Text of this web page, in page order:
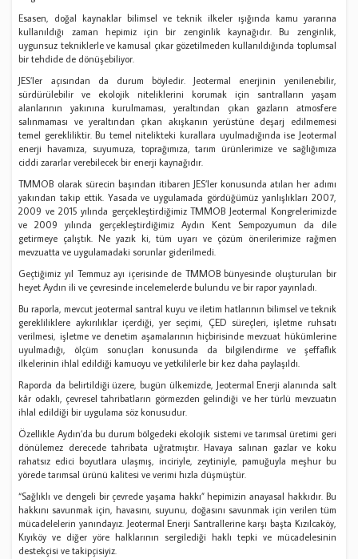
Esasen, doğal kaynaklar bilimsel ve teknik ilkeler ışığında kamu yararına
kullanıldığı zaman hepimiz için bir zenginlik kaynağıdır. Bu zenginlik,
uygunsuz tekniklerle ve kamusal çıkar gözetilmeden kullanıldığında toplumsal
bir tehdide de dönüşebiliyor.
JES’ler açısından da durum böyledir. Jeotermal enerjinin yenilenebilir,
sürdürülebilir ve ekolojik niteliklerini korumak için santralların yaşam
alanlarının yakınına kurulmaması, yeraltından çıkan gazların atmosfere
salınmaması ve yeraltından çıkan akışkanın yerüstüne deşarj edilmemesi
temel gerekliliktir. Bu temel nitelikteki kurallara uyulmadığında ise Jeotermal
enerji havamıza, suyumuza, toprağımıza, tarım ürünlerimize ve sağlığımıza
ciddi zararlar verebilecek bir enerji kaynağıdır.
TMMOB olarak sürecin başından itibaren JES’ler konusunda atılan her adımı
yakından takip ettik. Yasada ve uygulamada gördüğümüz yanlışlıkları 2007,
2009 ve 2015 yılında gerçekleştirdiğimiz TMMOB Jeotermal Kongrelerimizde
ve 2009 yılında gerçekleştirdiğimiz Aydın Kent Sempozyumun da dile
getirmeye çalıştık. Ne yazık ki, tüm uyarı ve çözüm önerilerimize rağmen
mevzuatta ve uygulamadaki sorunlar giderilmedi.
Geçtiğimiz yıl Temmuz ayı içerisinde de TMMOB bünyesinde oluşturulan bir
heyet Aydın ili ve çevresinde incelemelerde bulundu ve bir rapor yayınladı.
Bu raporla, mevcut jeotermal santral kuyu ve iletim hatlarının bilimsel ve teknik
gerekliliklere aykırılıklar içerdiği, yer seçimi, ÇED süreçleri, işletme ruhsatı
verilmesi, işletme ve denetim aşamalarının hiçbirisinde mevzuat hükümlerine
uyulmadığı, ölçüm sonuçları konusunda da bilgilendirme ve şeffaflık
ilkelerinin ihlal edildiği kamuoyu ve yetkililerle bir kez daha paylaşıldı.
Raporda da belirtildiği üzere, bugün ülkemizde, Jeotermal Enerji alanında salt
kâr odaklı, çevresel tahribatların görmezden gelindiği ve her türlü mevzuatın
ihlal edildiği bir uygulama söz konusudur.
Özellikle Aydın’da bu durum bölgedeki ekolojik sistemi ve tarımsal üretimi geri
dönülemez derecede tahribata uğratmıştır. Havaya salınan gazlar ve koku
rahatsız edici boyutlara ulaşmış, inciriyle, zeytiniyle, pamuğuyla meşhur bu
yörede tarımsal ürünü kalitesi ve verimi hızla düşmüştür.
“Sağlıklı ve dengeli bir çevrede yaşama hakkı” hepimizin anayasal hakkıdır. Bu
hakkını savunmak için, havasını, suyunu, doğasını savunmak için verilen tüm
mücadelelerin yanındayız. Jeotermal Enerji Santrallerine karşı başta Kızılcaköy,
Kıyıköy ve diğer yöre halklarının sergilediği haklı tepki ve mücadelesinin
destekçisi ve takipçisiyiz.